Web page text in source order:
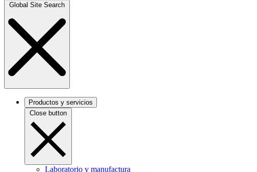
Global Site Search
Productos y servicios
Close button
Laboratorio y manufactura